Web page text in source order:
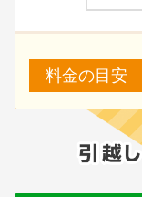
料金の目安